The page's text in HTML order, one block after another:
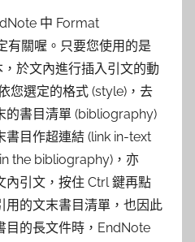
中 Format
有關喔。只要您使用的是
於文內進行插入引文的動
您選定的格式 (style)，去
的書目清單 (bibliography)
書目作超連結 (link in-text
the bibliography)，亦
內引文，按住 Ctrl 鍵再點
用的文末書目清單，也因此
目的長文件時，EndNote